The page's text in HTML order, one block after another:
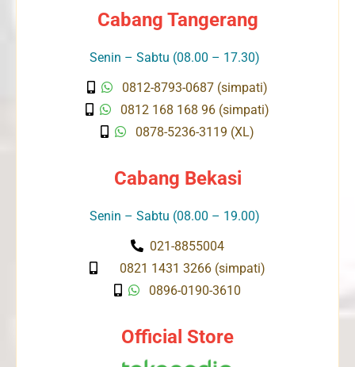
Cabang Tangerang
Senin – Sabtu (08.00 – 17.30)
0812-8793-0687 (simpati)
0812 168 168 96 (simpati)
0878-5236-3119 (XL)
Cabang Bekasi
Senin – Sabtu (08.00 – 19.00)
021-8855004
0821 1431 3266 (simpati)
0896-0190-3610
Official Store